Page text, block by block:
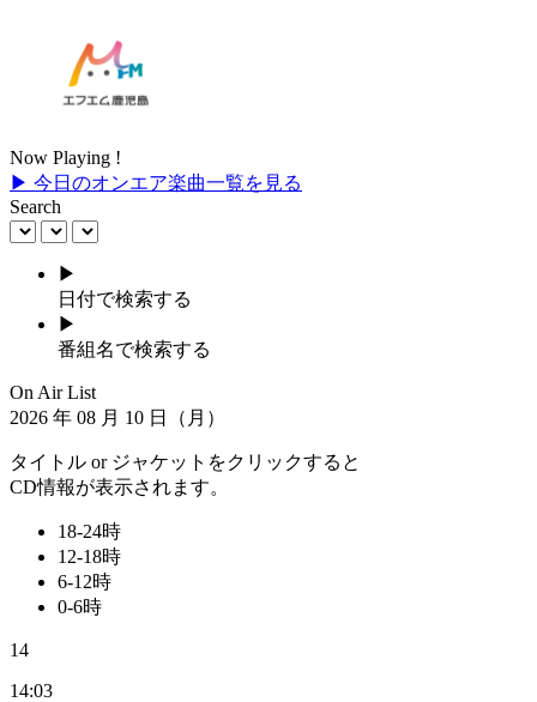
Now Playing !
▶ 今日のオンエア楽曲一覧を見る
Search
▶
日付で検索する
▶
番組名で検索する
On Air List
2026 年 08 月 10 日（月）
タイトル or ジャケットをクリックすると
CD情報が表示されます。
18-24時
12-18時
6-12時
0-6時
14
14:03